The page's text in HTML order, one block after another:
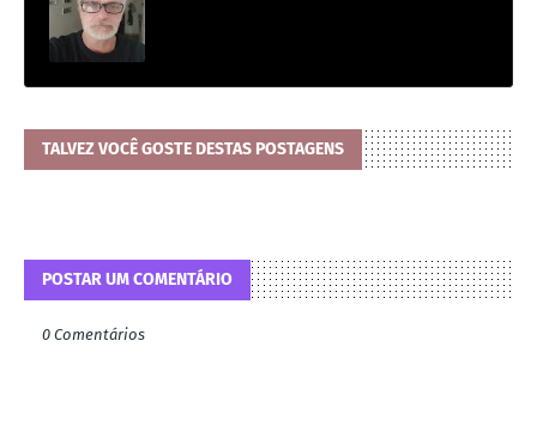
TALVEZ VOCÊ GOSTE DESTAS POSTAGENS
POSTAR UM COMENTÁRIO
0 Comentários